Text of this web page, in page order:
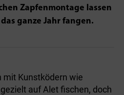
Zapfenmontage lassen
ganze Jahr fangen.
mit Kunstködern wie
auf Alet fischen, doch